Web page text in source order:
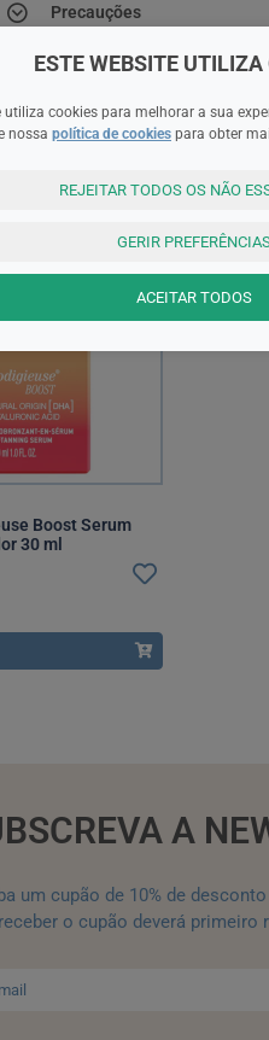
Precauções
Boost Serum
30 ml
A
um cupão de 10% de
o cupão deverá primeiro
ESTE WEBSITE UTILIZA
utiliza cookies para melhorar a sua
nossa política de cookies para obter
REJEITAR TODOS OS NÃO
GERIR
ACEITAR TODOS